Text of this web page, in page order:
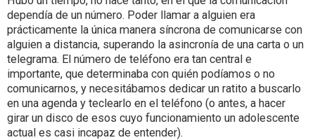
dependía de un número. Poder llamar a alguien era
prácticamente la única manera síncrona de comunicarse con
alguien a distancia, superando la asincronía de una carta o un
telegrama. El número de teléfono era tan central e
importante, que determinaba con quién podíamos o no
comunicarnos, y necesitábamos dedicar un ratito a buscarlo
en una agenda y teclearlo en el teléfono (o antes, a hacer
girar un disco de esos cuyo funcionamiento un adolescente
actual es casi incapaz de entender).